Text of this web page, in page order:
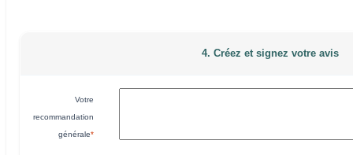
4. Créez et signez votre avis
Votre
recommandation
générale*